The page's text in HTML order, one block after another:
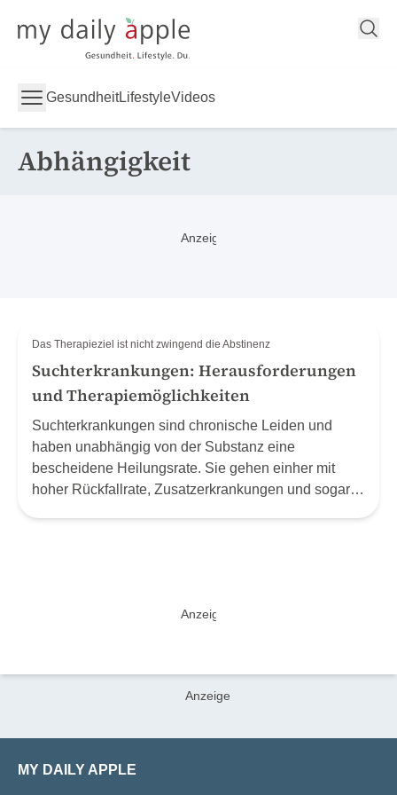
My Daily Apple
GesundheitLifestyleVideos
Abhängigkeit
Das Therapieziel ist nicht zwingend die Abstinenz
Suchterkrankungen: Herausforderungen
und Therapiemöglichkeiten
Suchterkrankungen sind chronische Leiden und
haben unabhängig von der Substanz eine
bescheidene Heilungsrate. Sie gehen einher mit
hoher Rückfallrate, Zusatzerkrankungen und sogar
MY DAILY APPLE